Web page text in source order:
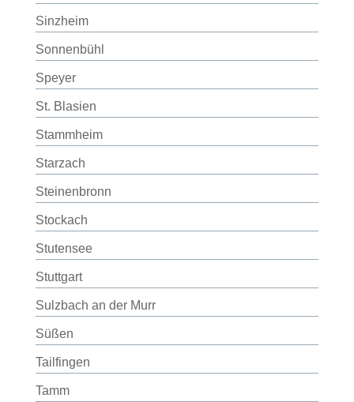
Sinzheim
Sonnenbühl
Speyer
St. Blasien
Stammheim
Starzach
Steinenbronn
Stockach
Stutensee
Stuttgart
Sulzbach an der Murr
Süßen
Tailfingen
Tamm